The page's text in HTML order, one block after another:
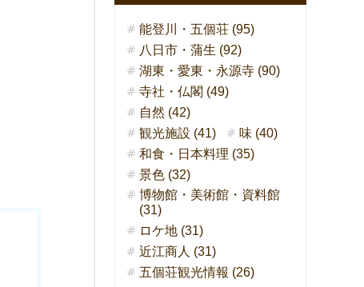
能登川・五個荘 (95)
八日市・蒲生 (92)
湖東・愛東・永源寺 (90)
寺社・仏閣 (49)
自然 (42)
観光施設 (41)
味 (40)
和食・日本料理 (35)
景色 (32)
博物館・美術館・資料館
(31)
ロケ地 (31)
近江商人 (31)
五個荘観光情報 (26)